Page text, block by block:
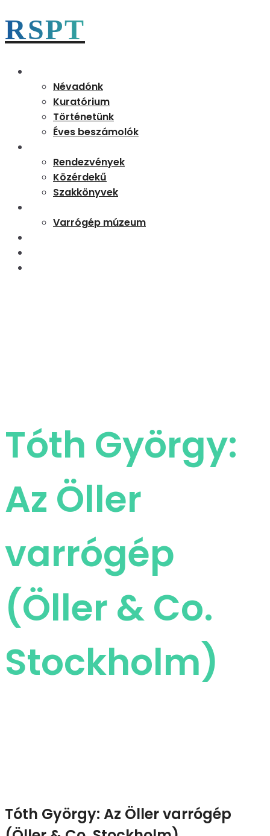
RSPT
Névadónk
Kuratórium
Történetünk
Éves beszámolók
Rendezvények
Közérdekű
Szakkönyvek
Varrógép múzeum
Tóth György:
Az Öller
varrógép
(Öller & Co.
Stockholm)
Tóth György: Az Öller varrógép